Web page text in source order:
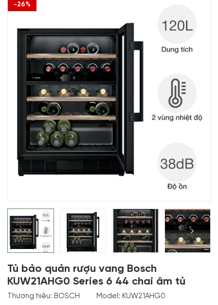
-26%
Tủ bảo quản rượu vang Bosch
KUW21AHG0 Series 6 44 chai âm tủ
Thương hiệu: BOSCH Model: KUW21AHG0